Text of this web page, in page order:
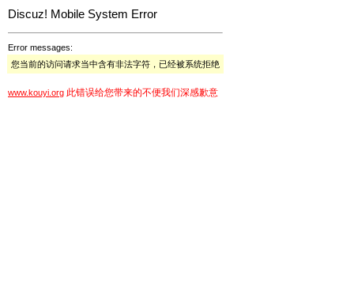
Discuz! Mobile System Error
Error messages:
您当前的访问请求当中含有非法字符，已经被系统拒绝
www.kouyi.org 此错误给您带来的不便我们深感歉意